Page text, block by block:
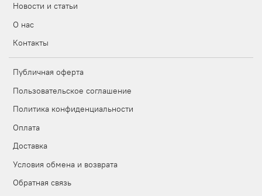
Новости и статьи
О нас
Контакты
Публичная оферта
Пользовательское соглашение
Политика конфиденциальности
Оплата
Доставка
Условия обмена и возврата
Обратная связь